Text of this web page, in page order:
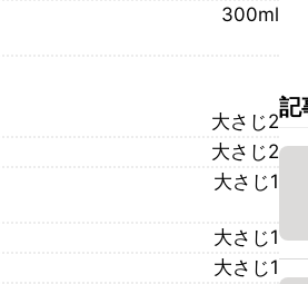
300ml
大さじ2
大さじ2
大さじ1
大さじ1
大さじ1
記